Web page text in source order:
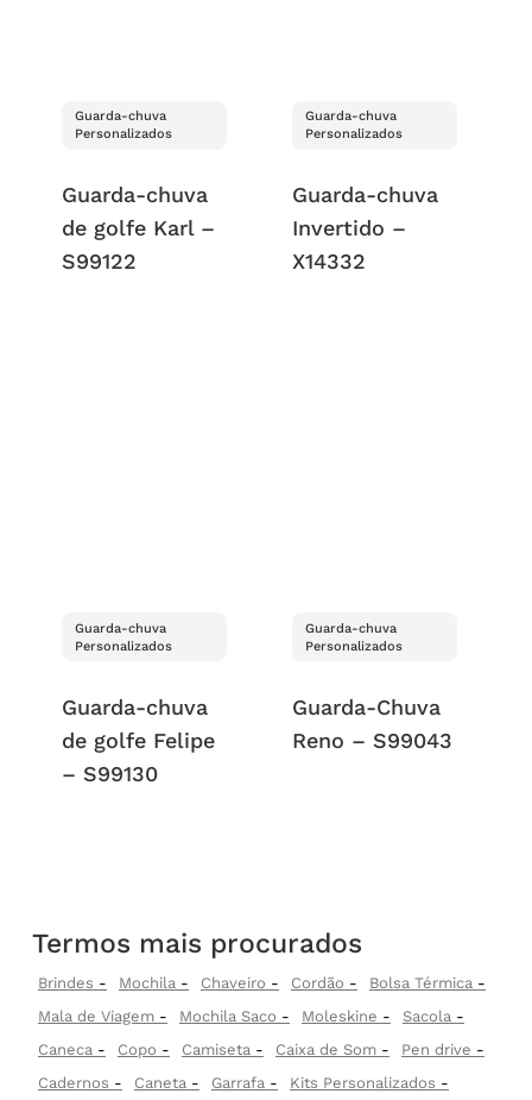
Guarda-chuva
Personalizados
Guarda-chuva
de golfe Karl –
S99122
Guarda-chuva
Personalizados
Guarda-chuva
Invertido –
X14332
Guarda-chuva
Personalizados
Guarda-chuva
de golfe Felipe
– S99130
Guarda-chuva
Personalizados
Guarda-Chuva
Reno – S99043
Termos mais procurados
Brindes Mochila Chaveiro Cordão
Bolsa Térmica
Mala de Viagem
Mochila Saco Moleskine
Sacola
Caneca
Copo Camiseta Caixa de Som
Pen drive
Cadernos
Caneta Garrafa
Kits Personalizados